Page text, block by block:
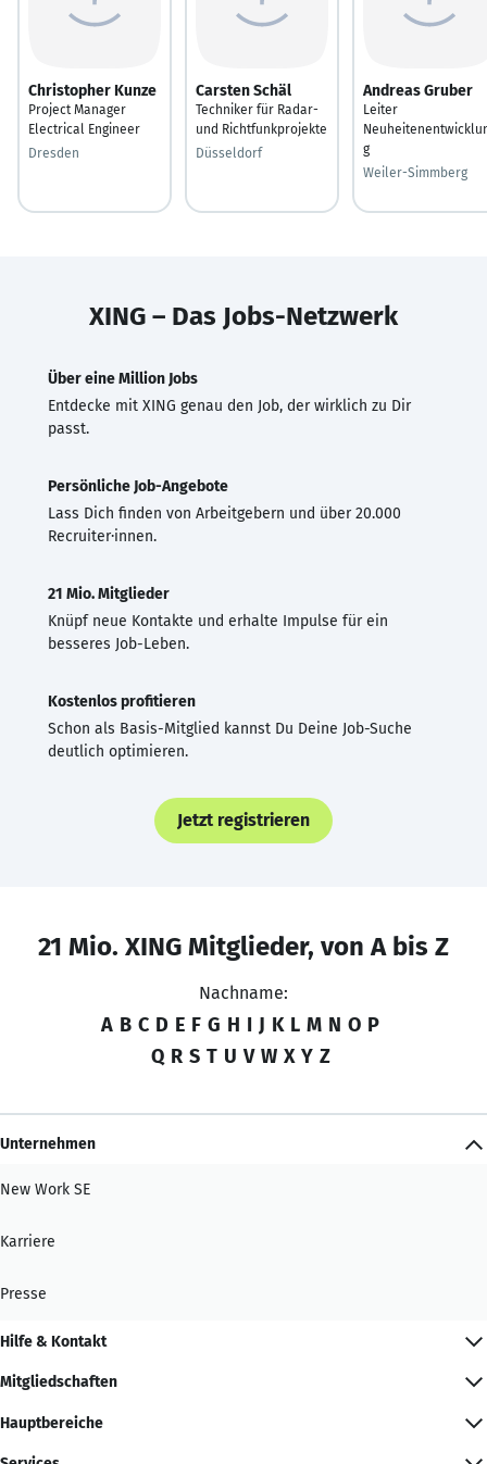
Christopher Kunze
Project Manager
Electrical Engineer
Dresden
Carsten Schäl
Techniker für Radar-
und Richtfunkprojekte
Düsseldorf
Andreas Gruber
Leiter
g
Weiler-Simmberg
XING – Das Jobs-Netzwerk
Über eine Million Jobs
Entdecke mit XING genau den Job, der wirklich zu Dir
passt.
Persönliche Job-Angebote
Lass Dich finden von Arbeitgebern und über 20.000
Recruiter·innen.
21 Mio. Mitglieder
Knüpf neue Kontakte und erhalte Impulse für ein
besseres Job-Leben.
Kostenlos profitieren
Schon als Basis-Mitglied kannst Du Deine Job-Suche
deutlich optimieren.
Jetzt registrieren
21 Mio. XING Mitglieder, von A bis Z
Nachname:
A B C D E F G H I J K L M N O P
Q R S T U V W X Y Z
Unternehmen
New Work SE
Karriere
Presse
Hilfe & Kontakt
Mitgliedschaften
Hauptbereiche